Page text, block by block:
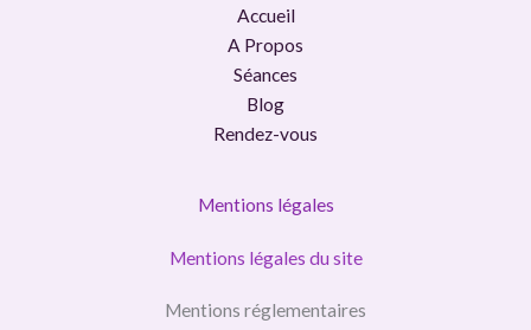
Accueil
A Propos
Séances
Blog
Rendez-vous
Mentions légales
Mentions légales du site
Mentions réglementaires